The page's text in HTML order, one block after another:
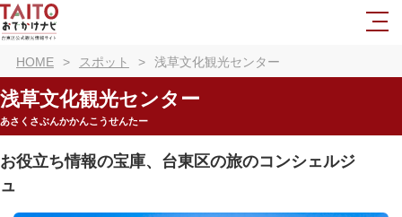
HOME スポット 浅草文化観光センター
浅草文化観光センター
あさくさぶんかかんこうせんたー
お役立ち情報の宝庫、台東区の旅のコンシェルジ
ュ